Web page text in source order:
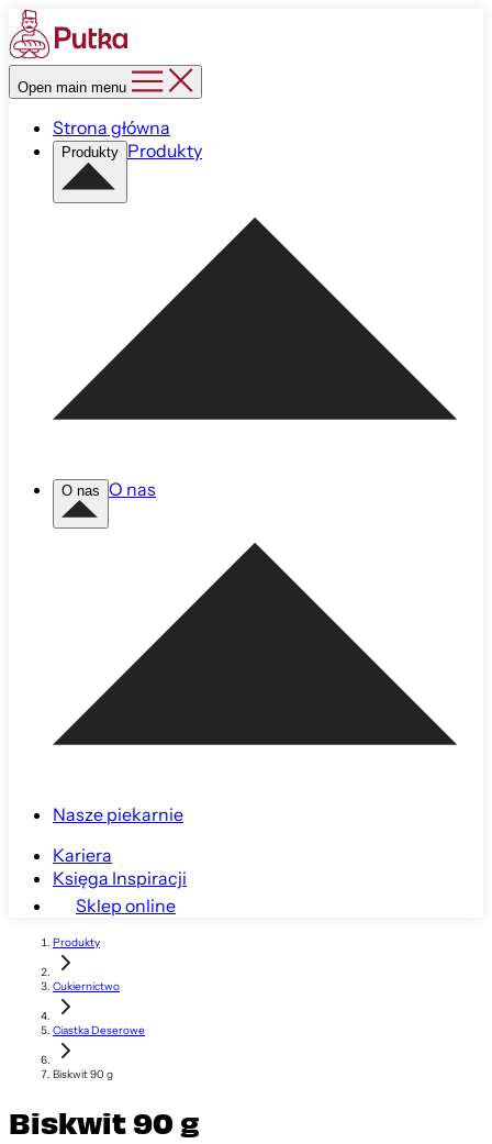
Open main menu
Strona główna
Produkty Produkty
O nas O nas
Nasze piekarnie
Kariera
Księga Inspiracji
Sklep online
Produkty
Cukiernictwo
Ciastka Deserowe
Biskwit 90 g
Biskwit 90 g